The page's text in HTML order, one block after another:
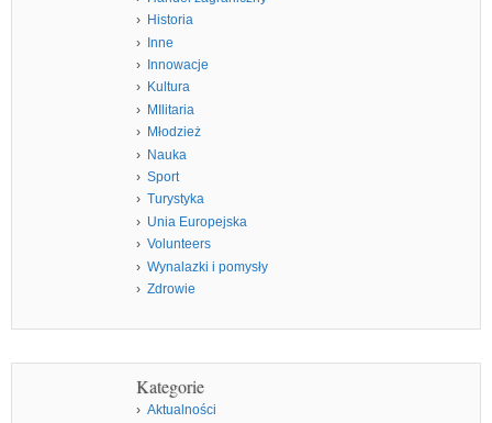
Historia
Inne
Innowacje
Kultura
MIlitaria
Młodzież
Nauka
Sport
Turystyka
Unia Europejska
Volunteers
Wynalazki i pomysły
Zdrowie
Kategorie
Aktualności